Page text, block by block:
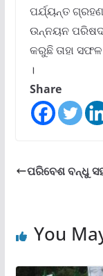
ପର୍ଯ୍ୟନ୍ତ
ଉନ୍ନୟନ
କରୁଛି ତାହା
।
Share
ପରିବେଶ ବନ୍ଧୁ
You